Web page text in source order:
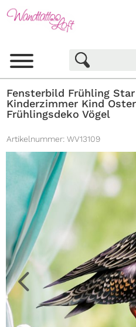
Fensterbild Frühling
Kinderzimmer Kind
Frühlingsdeko Vögel
Artikelnummer: WV13109